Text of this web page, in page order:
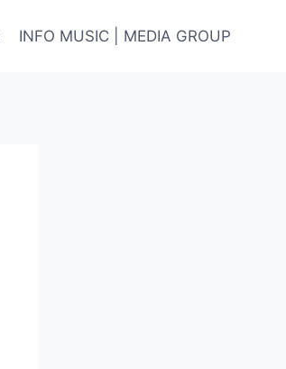
INFO MUSIC | MEDIA GROUP